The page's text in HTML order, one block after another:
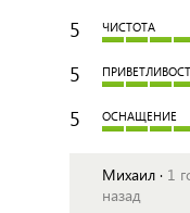
5 ЧИСТОТА
5
5 ОСНАЩЕНИЕ
Михаил · 1
назад